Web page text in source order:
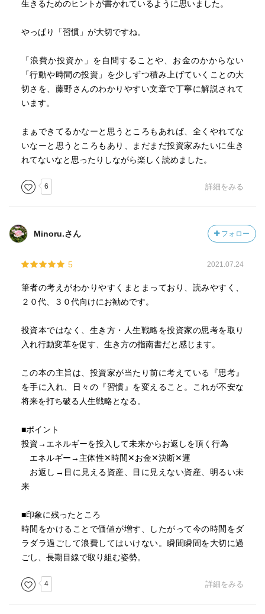
ナー、取引先の皆様には、心より感謝申し上げます。
---引用開始
ラリーマン気質から抜け出す思考と習慣のシン・スタイ
ル。
---引用終了
生きるためのヒントが書かれているように思いました。
やっぱり「習慣」が大切ですね。
「浪費か投資か」を自問することや、お金のかからない
「行動や時間の投資」を少しずつ積み上げていくことの大
切さを、藤野さんのわかりやすい文章で丁寧に解説されて
います。
まぁできてるかなーと思うところもあれば、全くやれてな
いなーと思うところもあり、まだまだ投資家みたいに生き
れてないなと思ったりしながら楽しく読めました。
6 詳細をみる
Minoru.さん フォロー
5 2021.07.24
筆者の考えがわかりやすくまとまっており、読みやすく、
２０代、３０代向けにお勧めです。
投資本ではなく、生き方・人生戦略を投資家の思考を取り
入れ行動変革を促す、生き方の指南書だと感じます。
この本の主旨は、投資家が当たり前に考えている『思考』
を手に入れ、日々の『習慣』を変えること。これが不安な
将来を打ち破る人生戦略となる。
■ポイント
投資→エネルギーを投入して未来からお返しを頂く行為
エネルギー→主体性✕時間✕お金✕決断✕運
お返し→目に見える資産、目に見えない資産、明るい未
来
■印象に残ったところ
時間をかけることで価値が増す、したがって今の時間をダ
ラダラ過ごして浪費してはいけない。瞬間瞬間を大切に過
ごし、長期目線で取り組む姿勢。
4 詳細をみる